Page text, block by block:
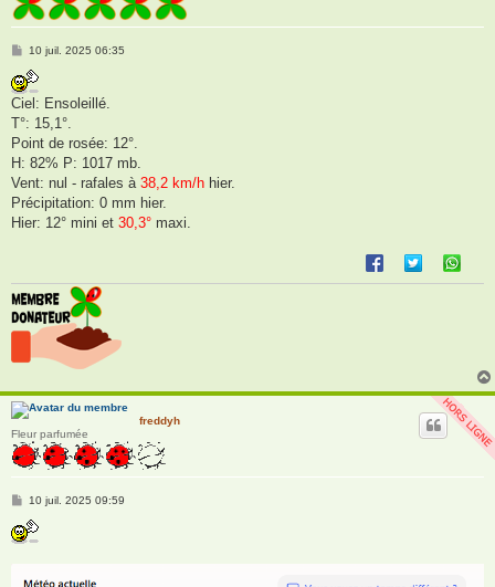
M
s
s
a
g
e
10 juil. 2025 06:35
Ciel: Ensoleillé.
T°: 15,1°.
Point de rosée: 12°.
H: 82% P: 1017 mb.
Vent: nul - rafales à 38,2 km/h hier.
Précipitation: 0 mm hier.
Hier: 12° mini et 30,3° maxi.
freddyh
Fleur parfumée
M
s
s
e
10 juil. 2025 09:59